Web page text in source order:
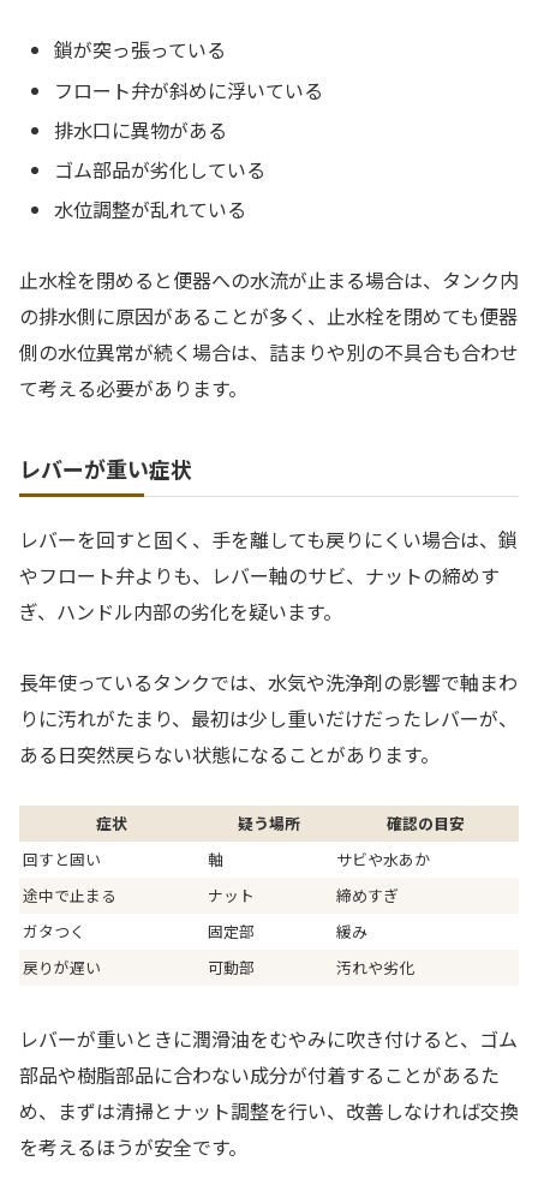
鎖が突っ張っている
フロート弁が斜めに浮いている
排水口に異物がある
ゴム部品が劣化している
水位調整が乱れている
止水栓を閉めると便器への水流が止まる場合は、タンク内
の排水側に原因があることが多く、止水栓を閉めても便器
側の水位異常が続く場合は、詰まりや別の不具合も合わせ
て考える必要があります。
レバーが重い症状
レバーを回すと固く、手を離しても戻りにくい場合は、鎖
やフロート弁よりも、レバー軸のサビ、ナットの締めす
ぎ、ハンドル内部の劣化を疑います。
長年使っているタンクでは、水気や洗浄剤の影響で軸まわ
りに汚れがたまり、最初は少し重いだけだったレバーが、
ある日突然戻らない状態になることがあります。
症状 疑う場所
確認の目安
回すと固い
軸
サビや水あか
途中で止まる
ナット
締めすぎ
ガタつく
固定部
緩み
戻りが遅い
可動部 汚れや劣化
レバーが重いときに潤滑油をむやみに吹き付けると、ゴム
部品や樹脂部品に合わない成分が付着することがあるた
め、まずは清掃とナット調整を行い、改善しなければ交換
を考えるほうが安全です。